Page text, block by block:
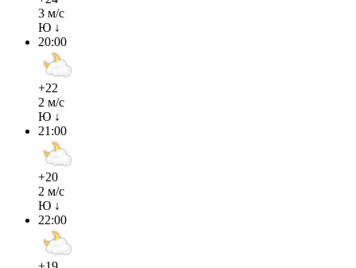
3 м/с
Ю ↓
20:00
+22
2 м/с
Ю ↓
21:00
+20
2 м/с
Ю ↓
22:00